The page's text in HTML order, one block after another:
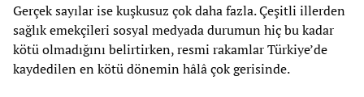
Gerçek sayılar ise kuşkusuz çok daha fazla. Çeşitli illerden
sağlık emekçileri sosyal medyada durumun hiç bu kadar
kötü olmadığını belirtirken, resmi rakamlar Türkiye’de
kaydedilen en kötü dönemin hâlâ çok gerisinde.